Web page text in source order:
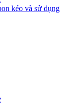
kéo và sử dụng